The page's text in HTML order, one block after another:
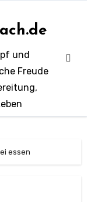
und
Freude
essen